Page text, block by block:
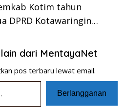
Kotim tahun
DPRD Kotawaringin…
dari MentayaNet
pos terbaru lewat email.
Berlangganan